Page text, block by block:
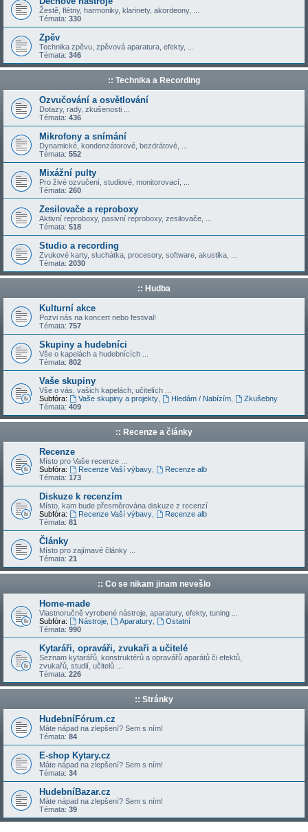
Žestě, flétny, harmoniky, klarinety, akordeony, ...
Témata: 330
Zpěv
Technika zpěvu, zpěvová aparatura, efekty, ...
Témata: 346
:: Technika a Recording
Ozvučování a osvětlování
Dotazy, rady, zkušenosti ...
Témata: 436
Mikrofony a snímání
Dynamické, kondenzátorové, bezdrátové, ...
Témata: 552
Mixážní pulty
Pro živé ozvučení, studiové, monitorovací, ...
Témata: 260
Zesilovače a reproboxy
Aktivní reproboxy, pasivní reproboxy, zesilovače, ...
Témata: 518
Studio a recording
Zvukové karty, sluchátka, procesory, software, akustika, ...
Témata: 2030
:: Hudba
Kulturní akce
Pozvi nás na koncert nebo festival!
Témata: 757
Skupiny a hudebníci
Vše o kapelách a hudebnících ...
Témata: 802
Vaše skupiny
Vše o vás, vašich kapelách, učitelích ...
Subfóra:
Vaše skupiny a projekty, Hledám / Nabízím,
Zkušebny
Témata: 409
:: Recenze a články
Recenze
Místo pro Vaše recenze ...
Subfóra:
Recenze Vaší výbavy,
Recenze alb
Témata: 173
Diskuze k recenzím
Místo, kam bude přesměrována diskuze z recenzí
Subfóra:
Recenze Vaší výbavy,
Recenze alb
Témata: 81
Články
Místo pro zajímavé články ...
Témata: 21
:: Co se nikam jinam nevešlo
Home-made
Vlastnoručně vyrobené nástroje, aparatury, efekty, tuning ...
Subfóra:
Nástroje, Aparatury,
Ostatní
Témata: 990
Kytaráři, opraváři, zvukaři a učitelé
Seznam kytarářů, konstruktérů a opravářů aparátů či efektů,
zvukařů, studií, učitelů ...
Témata: 226
:: Stránky
HudebníFórum.cz
Máte nápad na zlepšení? Sem s ním!
Témata: 84
E-shop Kytary.cz
Máte nápad na zlepšení? Sem s ním!
Témata: 34
HudebníBazar.cz
Máte nápad na zlepšení? Sem s ním!
Témata: 39